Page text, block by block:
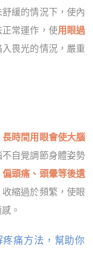
緩的情況下，使內
正常運作，使用眼過
入畏光的情況，嚴重
長時間用眼會使大腦
不自覺調節身體姿勢
頭痛、頭暈等後遺
收縮過於頻繁，使眼
。
痛方法，幫助你